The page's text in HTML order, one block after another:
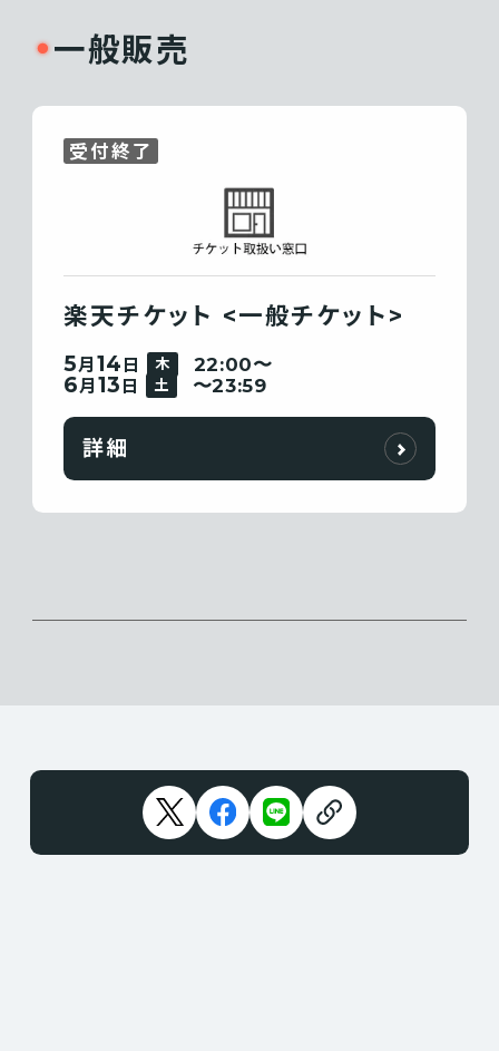
一般販売
受付終了
楽天チケット <一般チケット>
5月 14 日 木 22:00〜
6月 13 日 土 〜23:59
詳細